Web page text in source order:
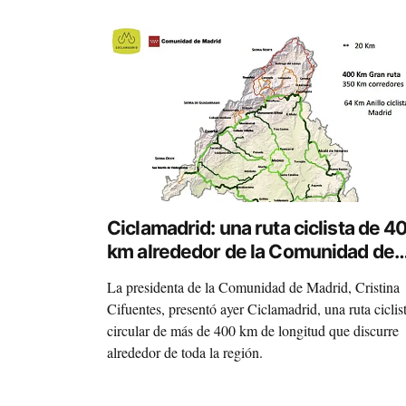
Ciclamadrid: una ruta ciclista de
km alrededor de la Comunidad de
La presidenta de la Comunidad de Madrid, Cristina
Cifuentes, presentó ayer Ciclamadrid, una ruta
circular de más de 400 km de longitud que discurre
alrededor de toda la región.